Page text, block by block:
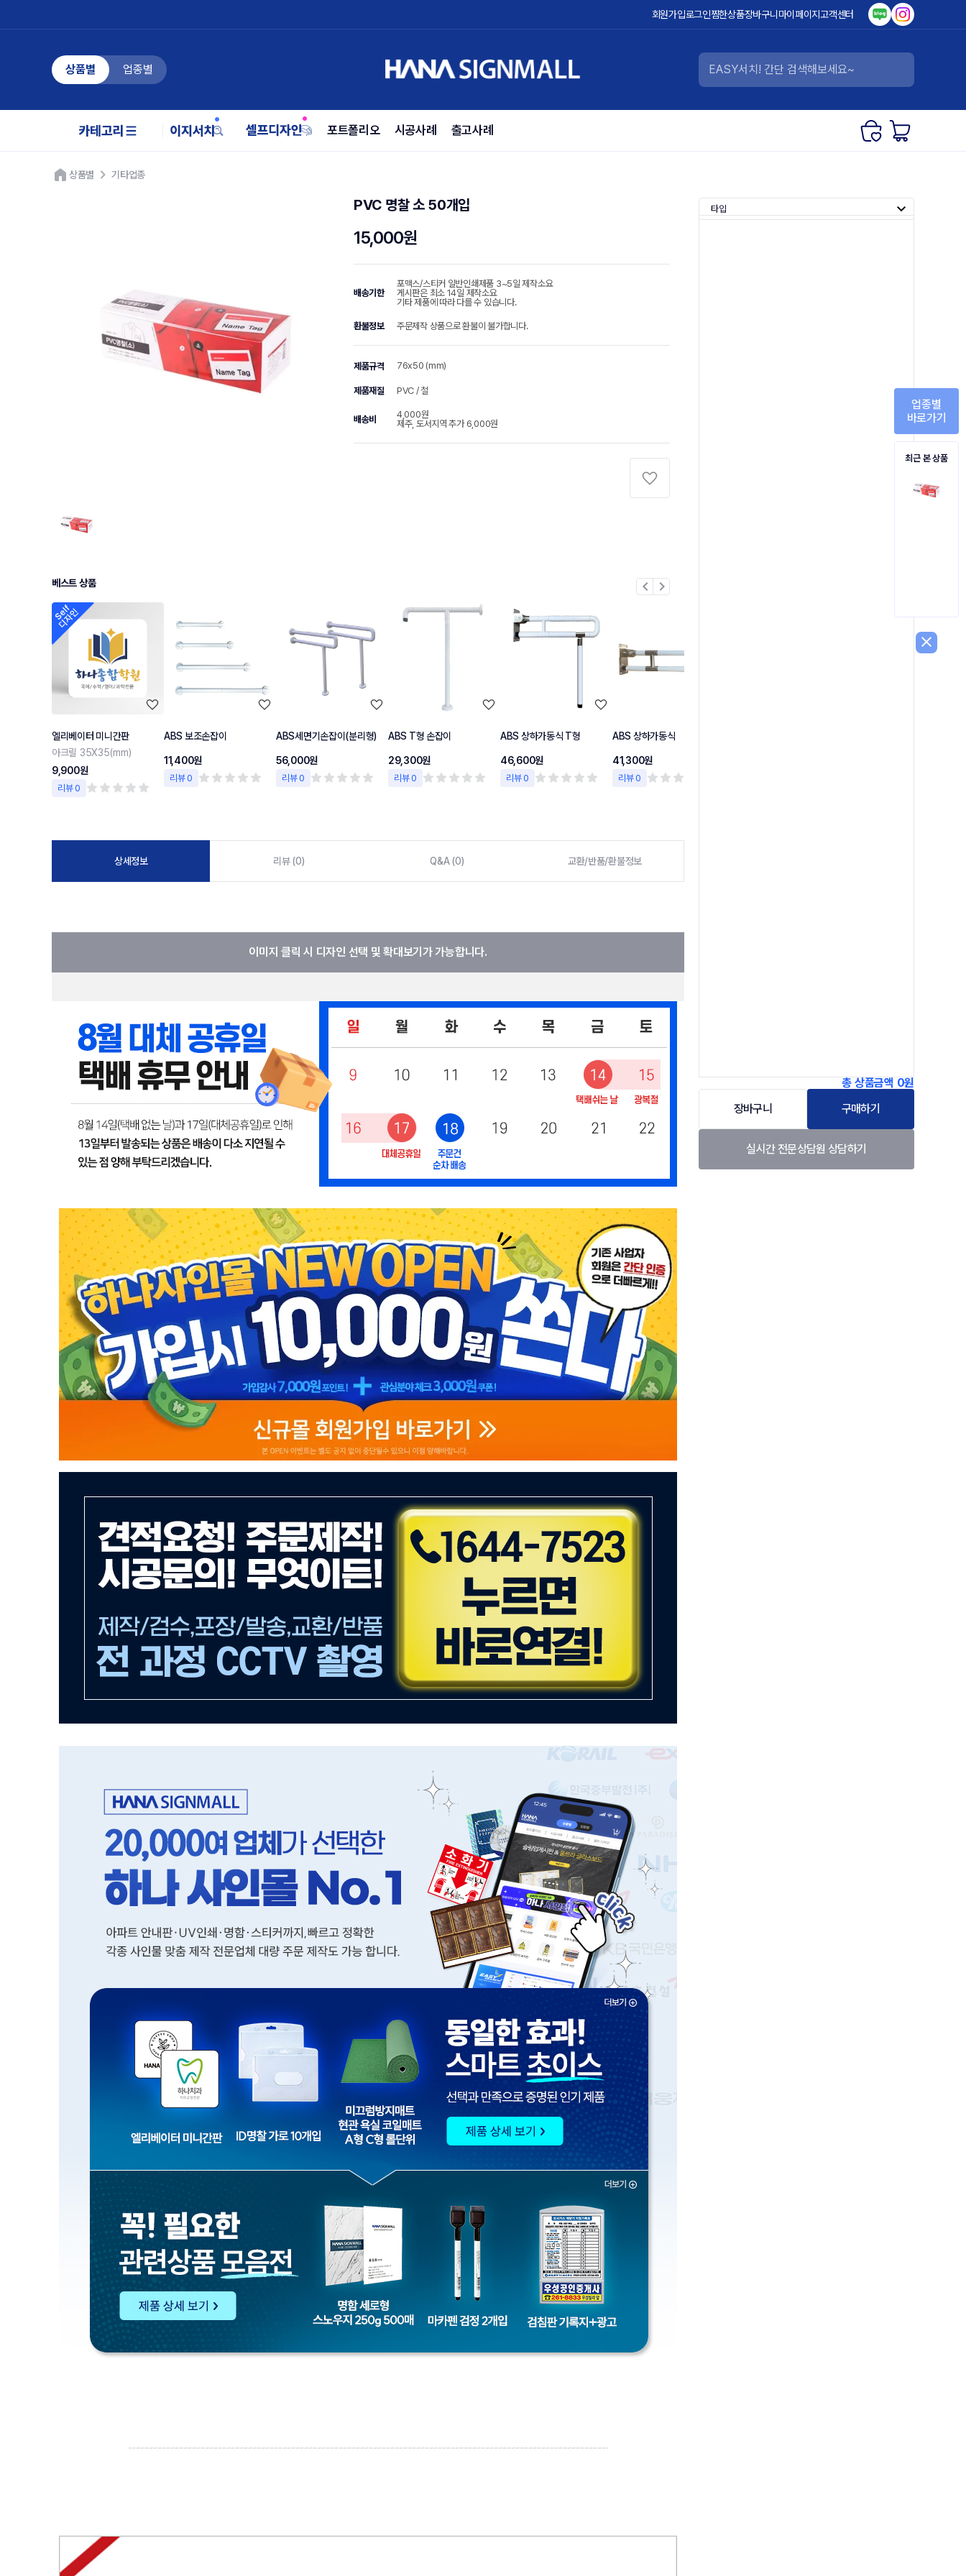
회원가입로그인찜한상품장바구니 마이페이지고객센터
상품별 업종별
포트폴리오 시공사례 출고사례
상품별 기타업종
PVC 명찰 소 50개입
15,000원
배송기한
포맥스/스티커 일반인쇄제품 3~5일 제작소요
게시판은 최소 14일 제작소요
기타 제품에 따라 다를 수 있습니다.
환불정보 주문제작 상품으로 환불이 불가합니다.
제품규격 76x50 (mm)
제품재질 PVC / 철
배송비
4,000원
제주, 도서지역 추가 6,000원
베스트 상품
엘리베이터 미니간판
아크릴 35X35(mm)
9,900원
리뷰 0
ABS 보조손잡이
11,400원
리뷰 0
ABS세면기손잡이(분리형)
56,000원
리뷰 0
ABS T형 손잡이
29,300원
리뷰 0
ABS 상하가동식 T형
46,600원
리뷰 0
ABS 상하가동식
41,300원
리뷰 0
chevron_left chevron_right
상세정보 리뷰 (0) Q&A (0) 교환/반품/환불정보
이미지 클릭 시 디자인 선택 및 확대보기가 가능합니다.
타입
총 상품금액 0원
장바구니
구매하기
실시간 전문상담원 상담하기
업종별
바로가기
최근 본 상품
close